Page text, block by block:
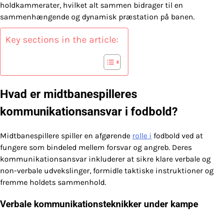
holdkammerater, hvilket alt sammen bidrager til en
sammenhængende og dynamisk præstation på banen.
Key sections in the article:
Hvad er midtbanespilleres
kommunikationsansvar i fodbold?
Midtbanespillere spiller en afgørende rolle i fodbold ved at
fungere som bindeled mellem forsvar og angreb. Deres
kommunikationsansvar inkluderer at sikre klare verbale og
non-verbale udvekslinger, formidle taktiske instruktioner og
fremme holdets sammenhold.
Verbale kommunikationsteknikker under kampe